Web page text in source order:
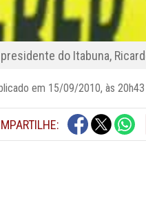
presidente do Itabuna,
em 15/09/2010, às